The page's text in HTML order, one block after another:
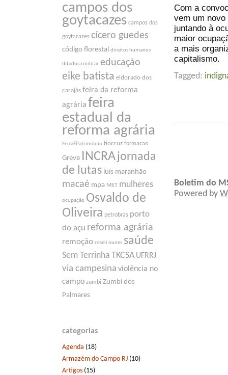
campos dos
goytacazes campos dos
goytacazes cícero guedes
código florestal direitos humanos
ditadura militar educação
eike batista eldorado dos
carajás feira da reforma
agrária feira
estadual da
reforma agrária
FeiraÉPatrimônio fiocruz formacao
Greve INCRA jornada
de lutas luís maranhão
macaé mpa MST mulheres
ocupação Osvaldo de
Oliveira petrobras porto
do açu reforma agrária
remoção roseli nunes saúde
Sem Terrinha TKCSA UFRRJ
via campesina violência no
campo zumbi Zumbi dos
Palmares
categorias
Agenda (18)
Armazém do Campo RJ (10)
Artigos (15)
Com a
vem um
juntando à
maior
a mais
capitalismo.
Tagged:
Boletim do
Powered by